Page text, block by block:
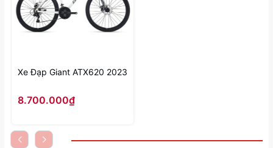
Xe Đạp Giant ATX620 2023
8.700.000₫